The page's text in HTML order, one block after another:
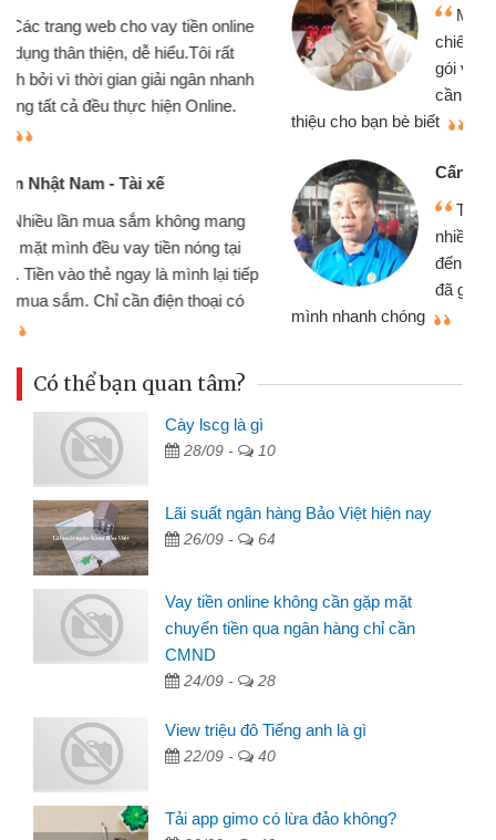
Mình cần tiền gấp nên định cầm cố
chiếc xe wave nhưng thật may đã có
gói vay tiền bằng CMND online không
cần gặp mặt nên rất tiện lợi, sẽ giới
thiệu cho bạn bè biết
Cấn Văn Lực - Tạp hóa
Tôi kinh doanh buôn bán nhỏ lẻ
nhiều lúc cần vốn nhập hàng, nhờ biết
đến website qua bạn bè giới thiệu tôi
đã giải quyết được công việc của
Có thể bạn quan tâm?
Cày lscg là gì
28/09 - 10
Lãi suất ngân hàng Bảo Việt hiện nay
26/09 - 64
Vay tiền online không cần gặp mặt
chuyển tiền qua ngân hàng chỉ cần
CMND
24/09 - 28
View triệu đô Tiếng anh là gì
22/09 - 40
Tải app gimo có lừa đảo không?